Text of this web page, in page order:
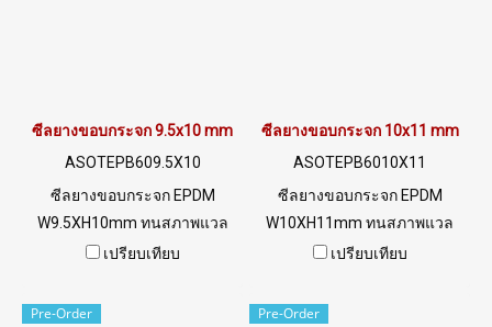
ซีลยางขอบกระจก 9.5x10 mm
ASOTEPB609.5X10
ซีลยางขอบกระจก EPDM
W9.5XH10mm ทนสภาพแวล
ล้อมการใช้งานดีเยี่ยมTel:
LINE@ : @ptiglobal
เปรียบเทียบ
ซีลยางขอบกระจก 10x11 mm
ASOTEPB6010X11
ซีลยางขอบกระจก EPDM
W10XH11mm ทนสภาพแวล
ล้อมการใช้งานดีเยี่ยมTel:
LINE@ : @ptiglobal
เปรียบเทียบ
Pre-Order Pre-Order